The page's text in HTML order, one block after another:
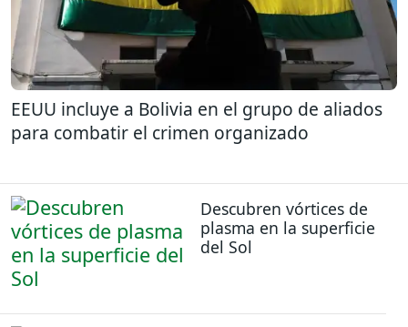
EEUU incluye a Bolivia en el grupo de aliados
para combatir el crimen organizado
Descubren vórtices de
plasma en la superficie
del Sol